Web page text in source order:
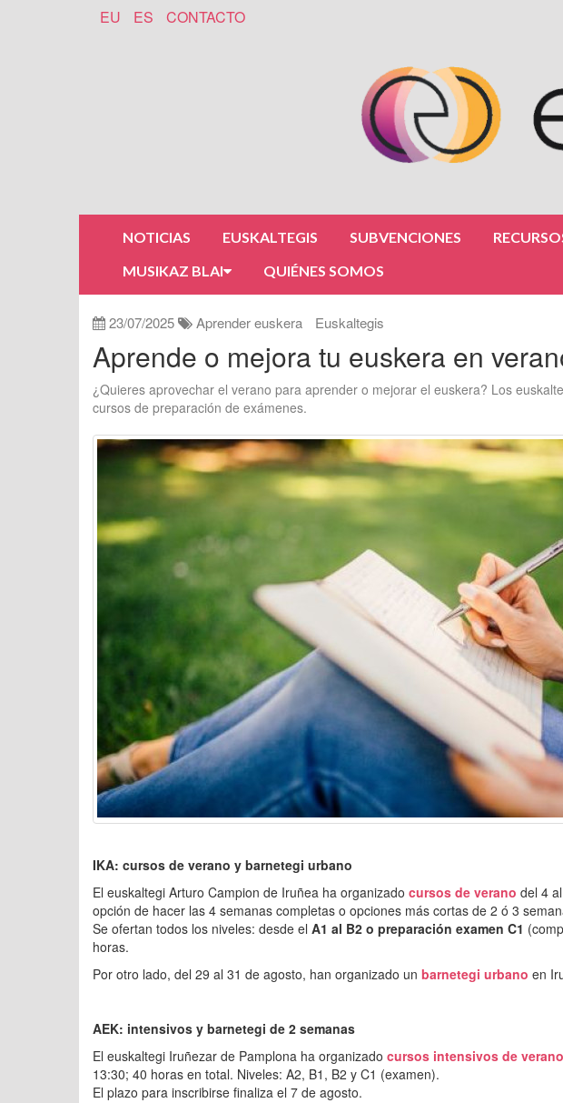
EU ES CONTACTO
NOTICIAS EUSKALTEGIS SUBVENCIONES
MUSIKAZ BLAI
QUIÉNES SOMOS
23/07/2025 Aprender euskera Euskaltegis
Aprende o mejora tu euskera en
¿Quieres aprovechar el verano para aprender o mejorar el euskera? Los
cursos de preparación de exámenes.
IKA: cursos de verano y barnetegi urbano
El euskaltegi Arturo Campion de Iruñea ha organizado cursos de verano del 4
opción de hacer las 4 semanas completas o opciones más cortas de 2 ó 3
Se ofertan todos los niveles: desde el A1 al B2 o preparación examen C1
horas.
Por otro lado, del 29 al 31 de agosto, han organizado un barnetegi urbano en
AEK: intensivos y barnetegi de 2 semanas
El euskaltegi Iruñezar de Pamplona ha organizado cursos intensivos de verano
13:30; 40 horas en total. Niveles: A2, B1, B2 y C1 (examen).
El plazo para inscribirse finaliza el 7 de agosto.